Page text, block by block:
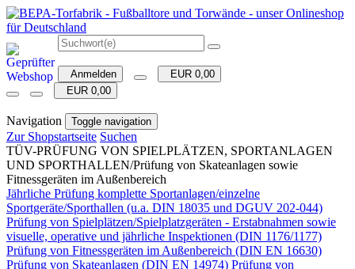
Anmelden
EUR 0,00
EUR 0,00
Navigation Toggle navigation
Zur Shopstartseite Suchen
TÜV-PRÜFUNG VON SPIELPLÄTZEN, SPORTANLAGEN
UND SPORTHALLEN/Prüfung von Skateanlagen sowie
Fitnessgeräten im Außenbereich
Jährliche Prüfung komplette Sportanlagen/einzelne
Sportgeräte/Sporthallen (u.a. DIN 18035 und DGUV 202-044)
Prüfung von Spielplätzen/Spielplatzgeräten - Erstabnahmen sowie
visuelle, operative und jährliche Inspektionen (DIN 1176/1177)
Prüfung von Fitnessgeräten im Außenbereich (DIN EN 16630)
Prüfung von Skateanlagen (DIN EN 14974) Prüfung von